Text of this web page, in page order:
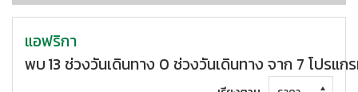
แอฟริกา
พบ13ช่วงวันเดินทาง 0 ช่วงวันเดินทาง จาก 7 โปรแก